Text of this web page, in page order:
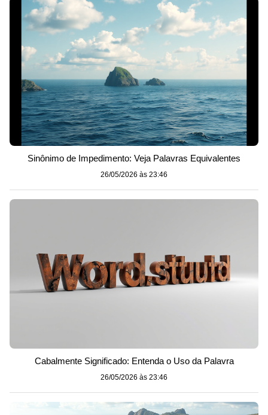
Sinônimo de Impedimento: Veja Palavras Equivalentes
26/05/2026 às 23:46
Cabalmente Significado: Entenda o Uso da Palavra
26/05/2026 às 23:46